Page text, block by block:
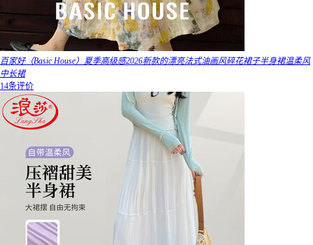
百家好（Basic House）夏季高级感2026新款的漂亮法式油画风碎花裙子半身裙温柔风
中长裙
14条评价